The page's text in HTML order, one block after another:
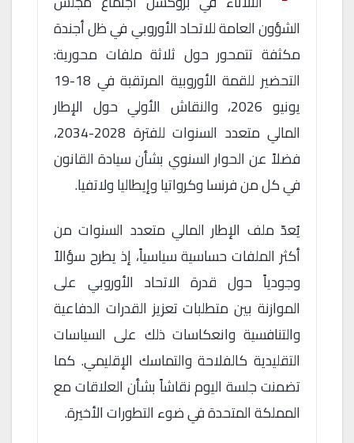
الشؤون العامة للاتحاد الأوروبي في ظل أجندة
مكثفة تتمحور حول ثلاثة ملفات محورية:
التحضير للقمة الأوروبية المرتقبة في 18-19
يونيو 2026، والنقاش الأولي حول الإطار
المالي متعدد السنوات للفترة 2028-2034،
فضلاً عن الحوار السنوي بشأن سيادة القانون
في كل من فرنسا وكرواتيا وإيطاليا ولاتفيا.
يُعدّ ملف الإطار المالي متعدد السنوات من
أكثر الملفات حساسية سياسياً، إذ يطرح سؤالاً
وجودياً حول قدرة الاتحاد الأوروبي على
الموازنة بين متطلبات تعزيز القدرات الدفاعية
والتنافسية وانعكاسات ذلك على السياسات
التقليدية كالفلاحة والتماسك الإقليمي. كما
تضمنت جلسة اليوم نقاشاً بشأن العلاقات مع
المملكة المتحدة في ضوء التطورات الأخيرة.